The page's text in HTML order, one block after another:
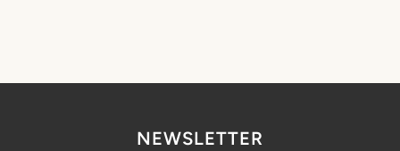
NEWSLETTER